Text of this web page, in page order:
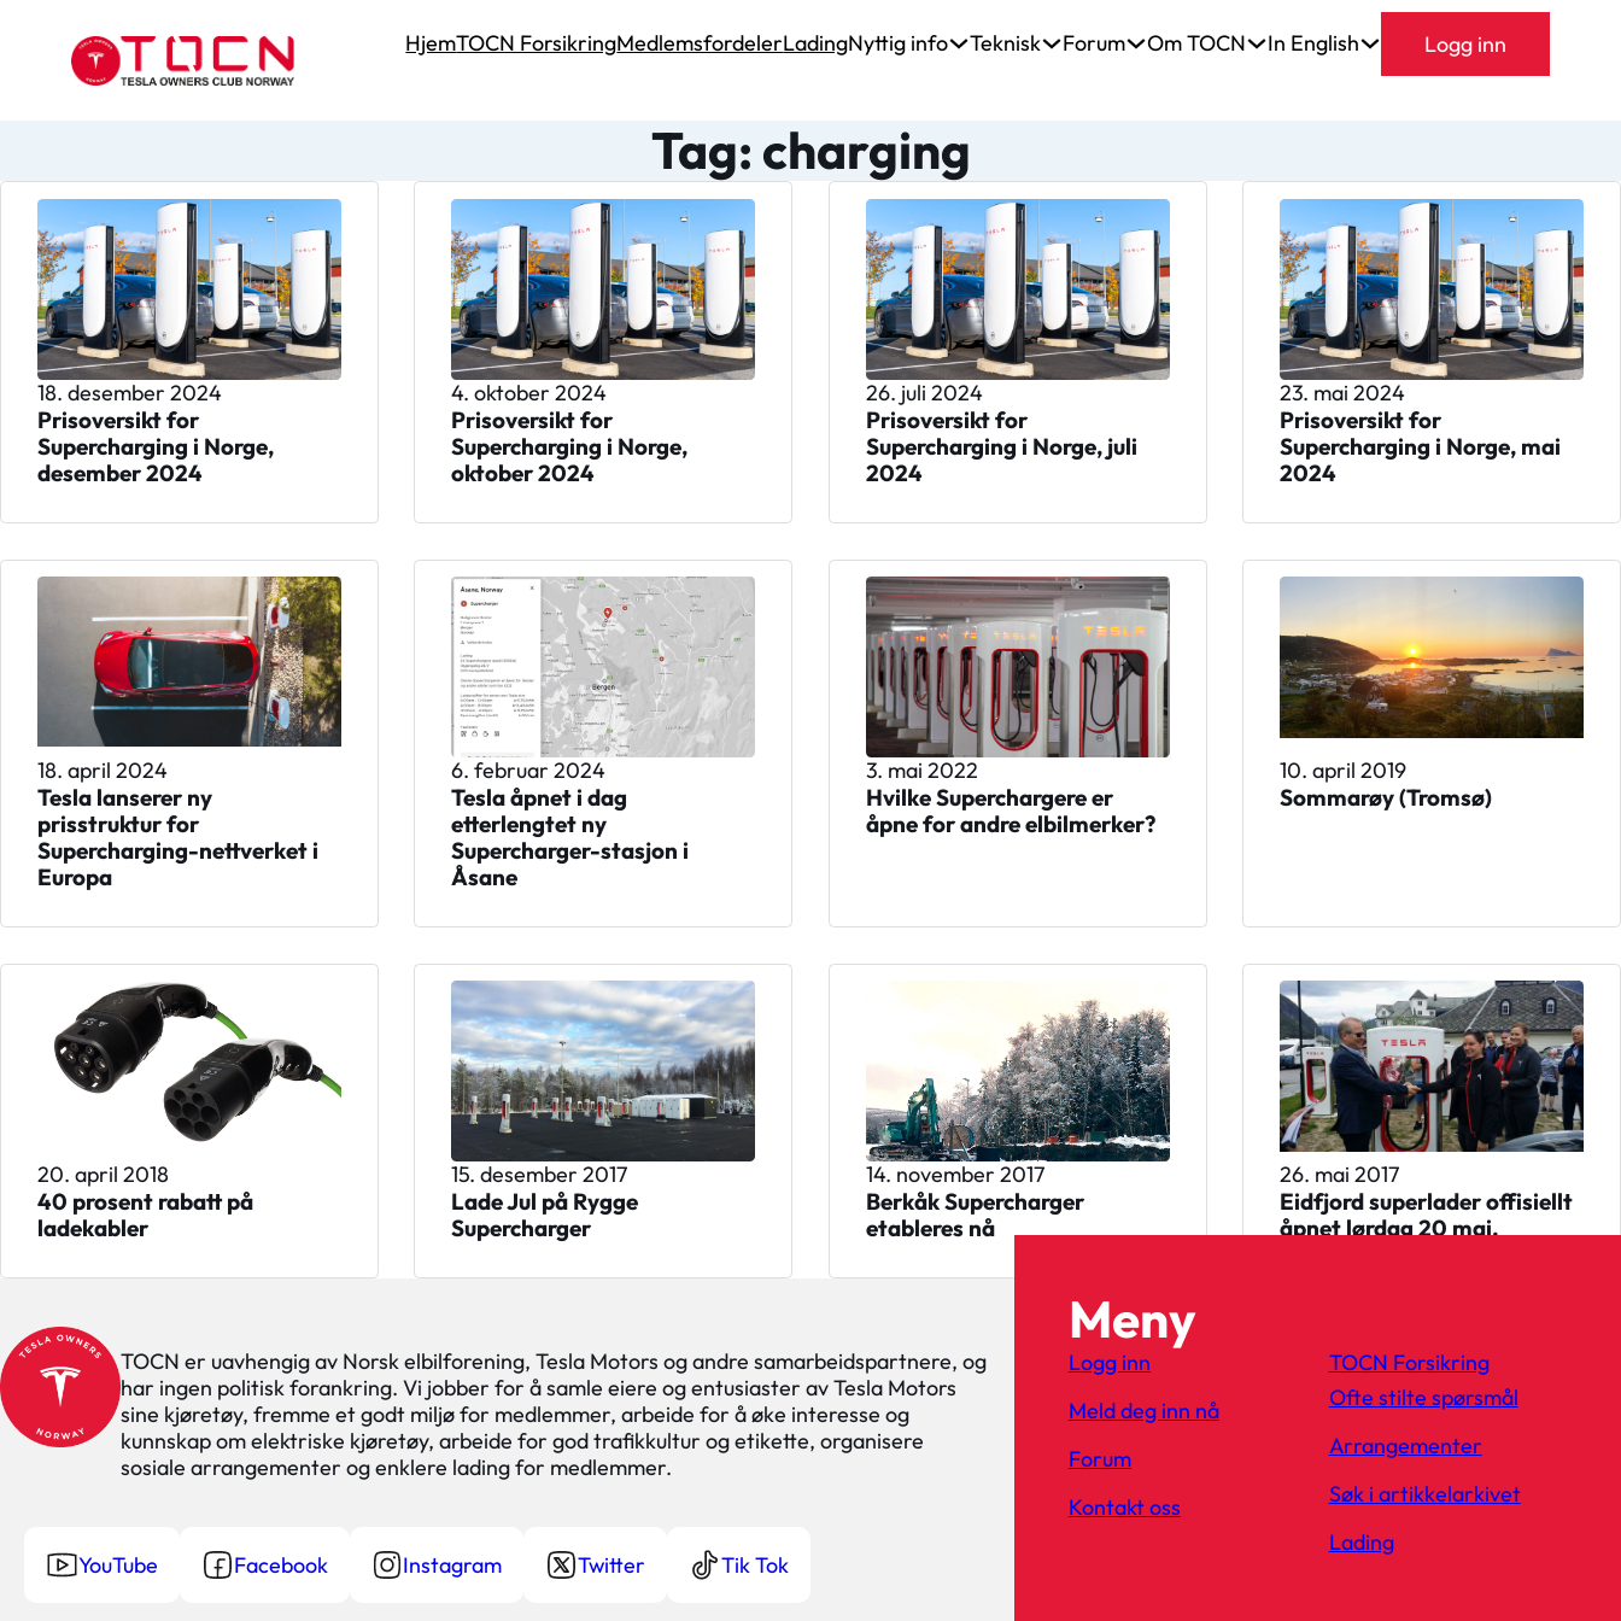
HjemTOCN ForsikringMedlemsfordelerLadingNyttig info Teknisk Forum Om TOCN In English Logg inn
Tag: charging
18. desember 2024
Prisoversikt for
Supercharging i Norge,
desember 2024
4. oktober 2024
Prisoversikt for
Supercharging i Norge,
oktober 2024
26. juli 2024
Prisoversikt for
Supercharging i Norge, juli
2024
23. mai 2024
Prisoversikt for
Supercharging i Norge, mai
2024
18. april 2024
Tesla lanserer ny
prisstruktur for
Supercharging-nettverket i
Europa
6. februar 2024
Tesla åpnet i dag
etterlengtet ny
Supercharger-stasjon i
Åsane
3. mai 2022
Hvilke Superchargere er
åpne for andre elbilmerker?
10. april 2019
Sommarøy (Tromsø)
20. april 2018
40 prosent rabatt på
ladekabler
15. desember 2017
Lade Jul på Rygge
Supercharger
14. november 2017
Berkåk Supercharger
etableres nå
26. mai 2017
Eidfjord superlader offisiellt
åpnet lørdag 20 mai.
TOCN er uavhengig av Norsk elbilforening, Tesla Motors og andre samarbeidspartnere, og
har ingen politisk forankring. Vi jobber for å samle eiere og entusiaster av Tesla Motors
sine kjøretøy, fremme et godt miljø for medlemmer, arbeide for å øke interesse og
kunnskap om elektriske kjøretøy, arbeide for god trafikkultur og etikette, organisere
sosiale arrangementer og enklere lading for medlemmer.
YouTube Facebook Instagram Twitter Tik Tok
Meny
Logg inn
Meld deg inn nå
Forum
Kontakt oss
TOCN Forsikring
Ofte stilte spørsmål
Arrangementer
Søk i artikkelarkivet
Lading